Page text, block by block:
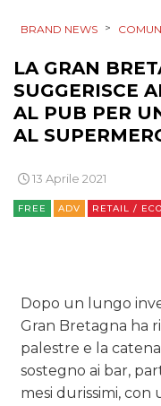
RADIO / AUDIO
TV
RICERCHE
PREVISIONI/
NORMATIVE
BRAND NEWS >
LA GRAN
SUGGERISCE
AL PUB PER
AL
13 Aprile 2021
FREE ADV RETAIL /
Dopo un lungo
Gran Bretagna ha
palestre e la
sostegno ai bar,
mesi durissimi, con